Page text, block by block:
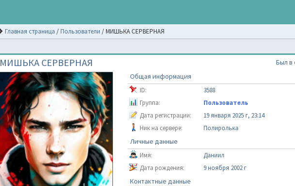
Главная страница / Пользователи /МИШЬКА СЕРВЕРНАЯ
МИШЬКА СЕРВЕРНАЯ
Был в
Общая информация
ID:
3588
Группа:
Пользователь
Дата регистрации:
19 января 2025 г, 23:14
Ник на сервере:
Полиролька
Личные данные
Имя:
Даниил
Дата рождения:
9 ноября 2002 г
Контактные данные